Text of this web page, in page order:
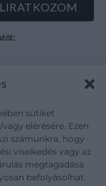
sütiket
elérésére. Ezen
számunkra, hogy
viselkedés vagy az
megtagadása
befolyásolhat.